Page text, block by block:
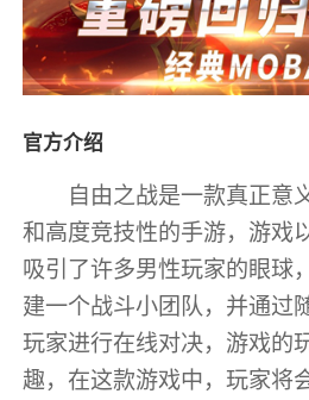
官方介绍
自由之战是一款真正意
和高度竞技性的手游，游戏
吸引了许多男性玩家的眼球
建一个战斗小团队，并通过
玩家进行在线对决，游戏的
趣，在这款游戏中，玩家将